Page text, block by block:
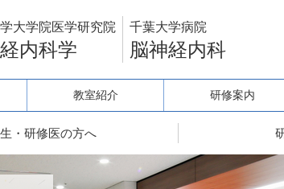
大学院医学研究院
内科学
千葉大学病院
脳神経内科
教室紹介 研修案内
・研修医の方へ